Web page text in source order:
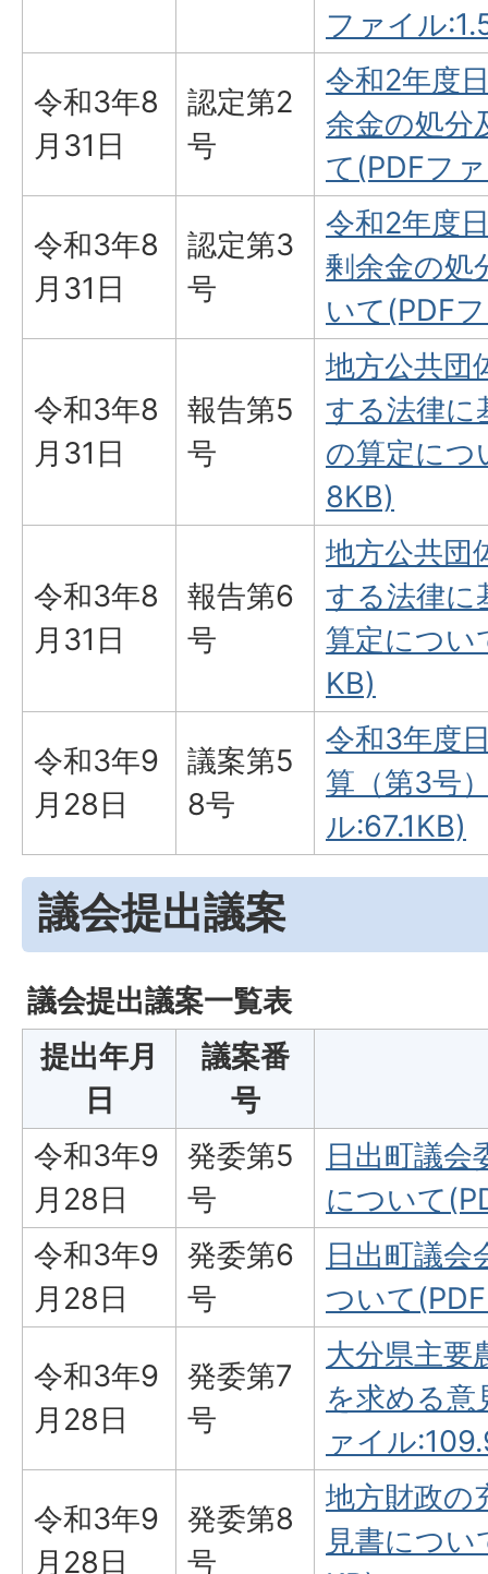
ファイル
令和3年8
月31日
認定第2
号
令和2年度
余金の処分
て(PDFフ
令和3年8
月31日
認定第3
号
令和2年度
剰余金の処
いて(PDF
令和3年8
月31日
報告第5
号
地方公共団
する法律に
の算定につ
8KB)
令和3年8
月31日
報告第6
号
地方公共団
する法律に
算定につい
KB)
令和3年9
月28日
議案第5
8号
令和3年度
算（第3号
ル:67.1KB)
議会提出議案
議会提出議案一覧表
提出年月
日
議案番
号
令和3年9
月28日
発委第5
号
日出町議会
について
令和3年9
月28日
発委第6
号
日出町議会
ついて
令和3年9
月28日
発委第7
号
大分県主要
を求める意
ァイル
令和3年9
月28日
発委第8
号
地方財政の
見書につ